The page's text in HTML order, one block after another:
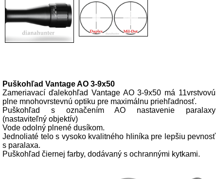
Puškohľad Vantage AO 3-9x50
Zameriavací ďalekohľad Vantage AO 3-9x50 má 11vrstvovú
plne mnohovrstevnú optiku pre maximálnu priehľadnosť.
Puškohľad s označením AO nastavenie paralaxy
(nastaviteľný objektív)
Vode odolný plnené dusíkom.
Jednoliaté telo s vysoko kvalitného hliníka pre lepšiu pevnosť
s paralaxa.
Puškohľad čiernej farby, dodávaný s ochrannými kytkami.